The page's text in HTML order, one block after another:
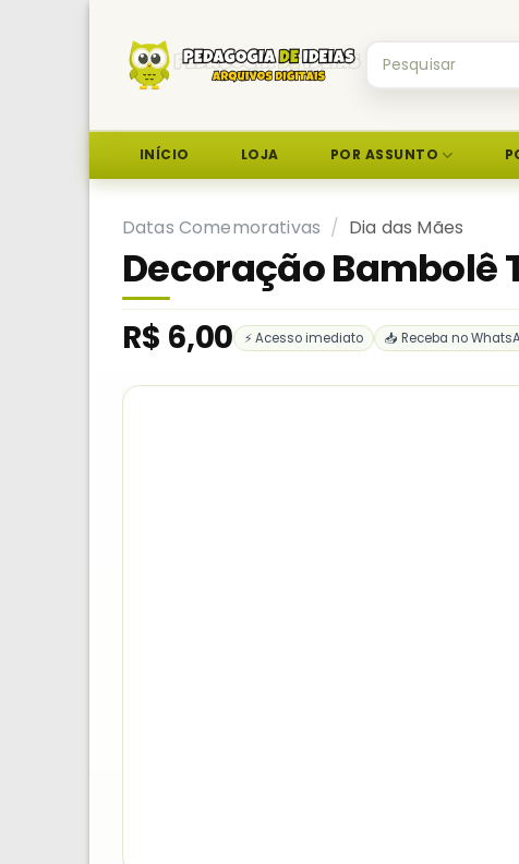
content
por:
INÍCIO LOJA POR ASSUNTO
Datas Comemorativas / Dia das Mães
Decoração Bambolê
R$ 6,00 ⚡ Acesso imediato 📥 Receba no